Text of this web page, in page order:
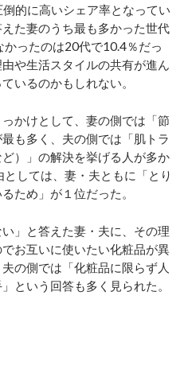
的に高いシェア率となってい
た妻のうち最も多かった世代
ったのは20代で10.4％だっ
や生活スタイルの共有が進ん
いるのかもしれない。
かけとして、妻の側では「節
も多く、夫の側では「肌トラ
）」の解決を挙げる人が多か
しては、妻・夫ともに「とり
ため」が１位だった。
」と答えた妻・夫に、その理
お互いに使いたい化粧品が異
の側では「化粧品に限らず人
という回答も多く見られた。